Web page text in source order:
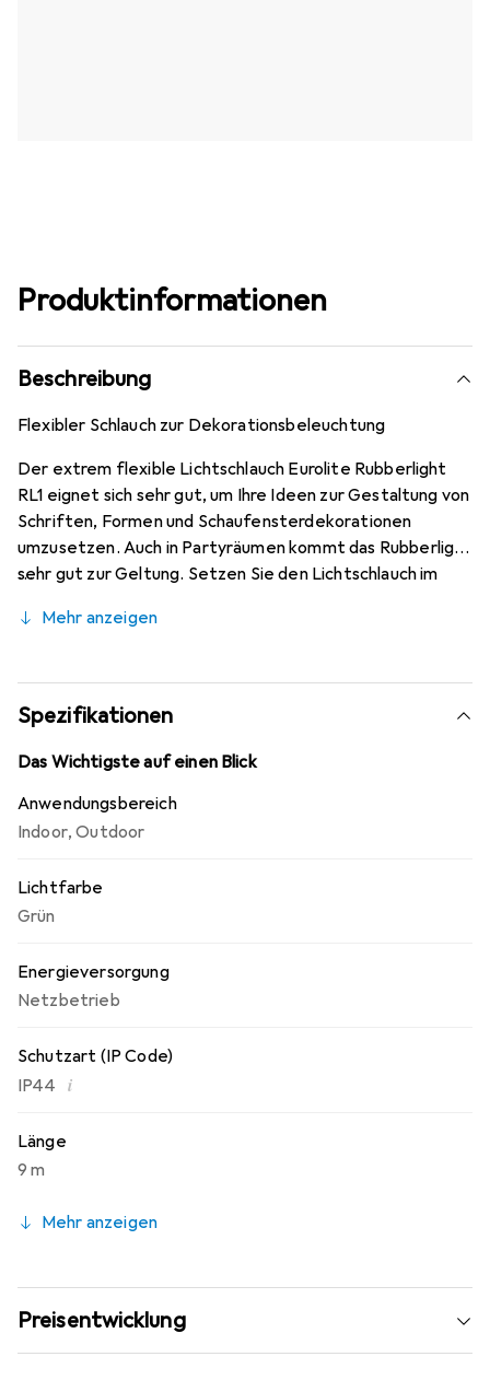
Produktinformationen
Beschreibung
Flexibler Schlauch zur Dekorationsbeleuchtung
Der extrem flexible Lichtschlauch Eurolite Rubberlight
RL1 eignet sich sehr gut, um Ihre Ideen zur Gestaltung von
Schriften, Formen und Schaufensterdekorationen
umzusetzen. Auch in Partyräumen kommt das Rubberlight
sehr gut zur Geltung. Setzen Sie den Lichtschlauch im
Rundmaterial haben die Lampen eine lange Lebensdauer.
Längen erhältlich.
Mehr anzeigen
Spezifikationen
Das Wichtigste auf einen Blick
Anwendungsbereich
Indoor,Outdoor
Lichtfarbe
Grün
Energieversorgung
Netzbetrieb
Schutzart (IP Code)
IP44 i
Länge
9 m
Mehr anzeigen
Preisentwicklung